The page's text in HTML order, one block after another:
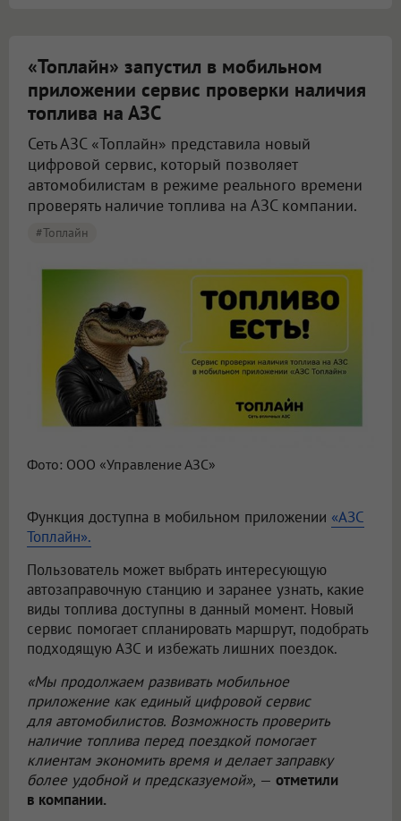
«Топлайн» запустил в мобильном
приложении сервис проверки наличия
топлива на АЗС
Сеть АЗС «Топлайн» представила новый
цифровой сервис, который позволяет
автомобилистам в режиме реального времени
проверять наличие топлива на АЗС компании.
#Топлайн
Фото: ООО «Управление АЗС»
Функция доступна в мобильном приложении «АЗС
Топлайн».
Пользователь может выбрать интересующую
автозаправочную станцию и заранее узнать, какие
виды топлива доступны в данный момент. Новый
сервис помогает спланировать маршрут, подобрать
подходящую АЗС и избежать лишних поездок.
«Мы продолжаем развивать мобильное
приложение как единый цифровой сервис
для автомобилистов. Возможность проверить
наличие топлива перед поездкой помогает
клиентам экономить время и делает заправку
более удобной и предсказуемой», — отметили
в компании.